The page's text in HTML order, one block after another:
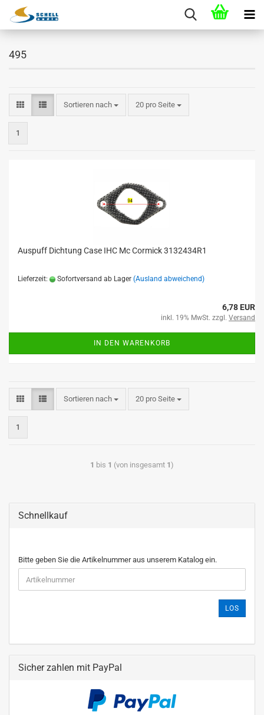
495
Sortieren nach 20 pro Seite
1
Auspuff Dichtung Case IHC Mc Cormick 3132434R1
Lieferzeit: Sofortversand ab Lager (Ausland abweichend)
6,78 EUR
inkl. 19% MwSt. zzgl. Versand
IN DEN WARENKORB
Sortieren nach 20 pro Seite
1
1 bis 1 (von insgesamt 1)
Schnellkauf
Bitte geben Sie die Artikelnummer aus unserem Katalog ein.
LOS
Sicher zahlen mit PayPal